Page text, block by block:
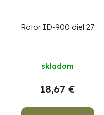
Rotor ID-900 diel 27
skladom
18,67 €